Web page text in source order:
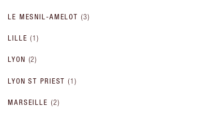
LE MESNIL-AMELOT (3)
LILLE (1)
LYON (2)
LYON ST PRIEST (1)
MARSEILLE (2)